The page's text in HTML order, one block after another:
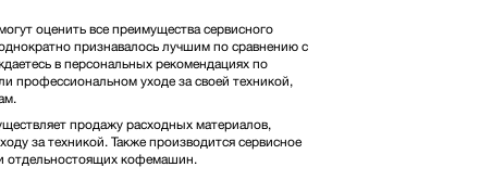
оценить все преимущества сервисного
признавалось лучшим по сравнению с
в персональных рекомендациях по
профессиональном уходе за своей техникой,
продажу расходных материалов,
за техникой. Также производится сервисное
отдельностоящих кофемашин.